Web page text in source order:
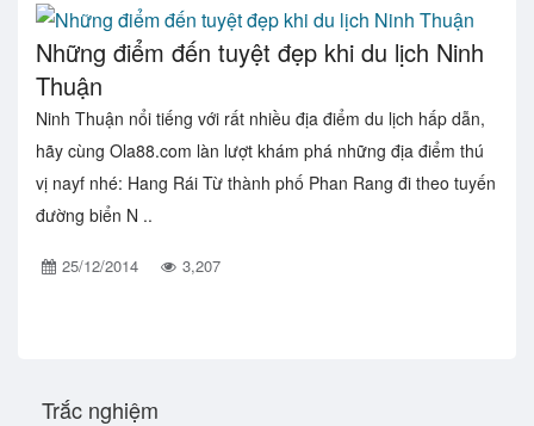
Những điểm đến tuyệt đẹp khi du lịch Ninh
Thuận
Ninh Thuận nổi tiếng với rất nhiều địa điểm du lịch hấp dẫn,
hãy cùng Ola88.com làn lượt khám phá những địa điểm thú
vị nayf nhé: Hang Rái Từ thành phố Phan Rang đi theo tuyến
đường biển N ..
25/12/2014 3,207
Trắc nghiệm